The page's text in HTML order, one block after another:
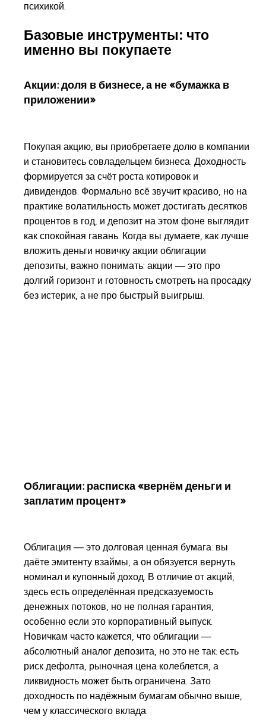
психикой.
Базовые инструменты: что
именно вы покупаете
Акции: доля в бизнесе, а не «бумажка в
приложении»
Покупая акцию, вы приобретаете долю в компании
и становитесь совладельцем бизнеса. Доходность
формируется за счёт роста котировок и
дивидендов. Формально всё звучит красиво, но на
практике волатильность может достигать десятков
процентов в год, и депозит на этом фоне выглядит
как спокойная гавань. Когда вы думаете, как лучше
вложить деньги новичку акции облигации
депозиты, важно понимать: акции — это про
долгий горизонт и готовность смотреть на просадку
без истерик, а не про быстрый выигрыш.
Облигации: расписка «вернём деньги и
заплатим процент»
Облигация — это долговая ценная бумага: вы
даёте эмитенту взаймы, а он обязуется вернуть
номинал и купонный доход. В отличие от акций,
здесь есть определённая предсказуемость
денежных потоков, но не полная гарантия,
особенно если это корпоративный выпуск.
Новичкам часто кажется, что облигации —
абсолютный аналог депозита, но это не так: есть
риск дефолта, рыночная цена колеблется, а
ликвидность может быть ограничена. Зато
доходность по надёжным бумагам обычно выше,
чем у классического вклада.